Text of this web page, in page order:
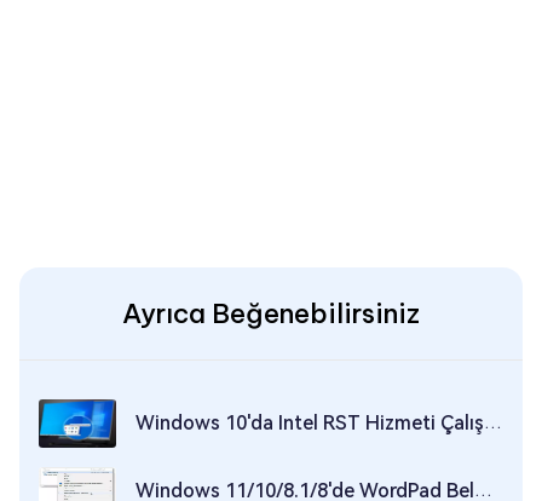
Ayrıca Beğenebilirsiniz
Windows 10'da Intel RST Hizmeti Çalışmıyor Nasıl Onarılır [2026]
Windows 11/10/8.1/8'de WordPad Belgesi Nasıl Kurtarılır